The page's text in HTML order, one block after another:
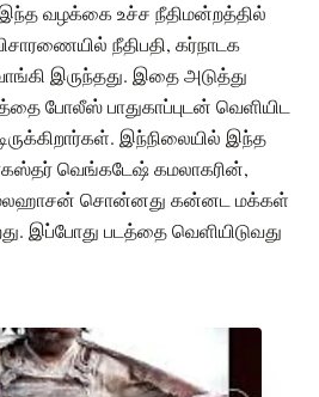
இந்த வழக்கை உச்ச நீதிமன்றத்தில்
நீதிபதி, கர்நாடக
இருந்தது. இதை அடுத்து
போலீஸ் பாதுகாப்புடன் வெளியிட
இந்நிலையில் இந்த
வெங்கடேஷ் கமலாகரின்,
சொன்னது கன்னட மக்கள்
இப்போது படத்தை வெளியிடுவது